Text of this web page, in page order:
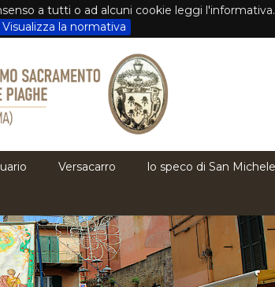
a tutti o ad alcuni cookie leggi
Visualizza la normativa
Versacarro lo speco di San Michele